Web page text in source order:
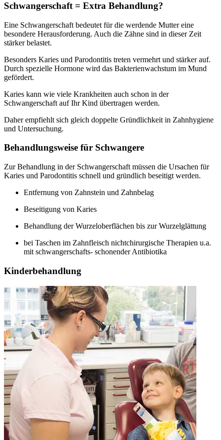
Schwangerschaft = Extra Behandlung?
Eine Schwangerschaft bedeutet für die werdende Mutter eine
besondere Herausforderung. Auch die Zähne sind in dieser Zeit
stärker belastet.
Besonders Karies und Parodontitis treten vermehrt und stärker auf.
Durch spezielle Hormone wird das Bakterienwachstum im Mund
gefördert.
Karies kann wie viele Krankheiten auch schon in der
Schwangerschaft auf Ihr Kind übertragen werden.
Daher empfiehlt sich gleich doppelte Gründlichkeit in Zahnhygiene
und Untersuchung.
Behandlungsweise für Schwangere
Zur Behandlung in der Schwangerschaft müssen die Ursachen für
Karies und Parodontitis schnell und gründlich beseitigt werden.
Entfernung von Zahnstein und Zahnbelag
Beseitigung von Karies
Behandlung der Wurzeloberflächen bis zur Wurzelglättung
bei Taschen im Zahnfleisch nichtchirurgische Therapien u.a.
mit schwangerschafts- schonender Antibiotika
Kinderbehandlung